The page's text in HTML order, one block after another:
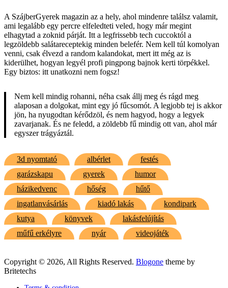
A SzájberGyerek magazin az a hely, ahol mindenre találsz valamit,
ami legalább egy percre elfeledteti veled, hogy már megint
elhagytad a zoknid párját. Itt a legfrissebb tech cuccoktól a
legzöldebb salátareceptekig minden belefér. Nem kell túl komolyan
venni, csak élvezd a random kalandokat, mert itt még az is
kiderülhet, hogyan legyél profi pingpong bajnok kerti törpékkel.
Egy biztos: itt unatkozni nem fogsz!
Nem kell mindig rohanni, néha csak állj meg és rágd meg
alaposan a dolgokat, mint egy jó fűcsomót. A legjobb tej is akkor
jön, ha nyugodtan kérődzöl, és nem hagyod, hogy a legyek
zavarjanak. És ne feledd, a zöldebb fű mindig ott van, ahol már
egyszer trágyáztál.
3d nyomtató albérlet
festés
garázskapu
gyerek
humor
házikedvenc
hőség
hűtő
ingatlanvásárlás
kiadó lakás
kondipark
kutya
könyvek
lakásfelújítás
műfű erkélyre
nyár videojáték
Copyright © 2026, All Rights Reserved. Blogone theme by
Britetechs